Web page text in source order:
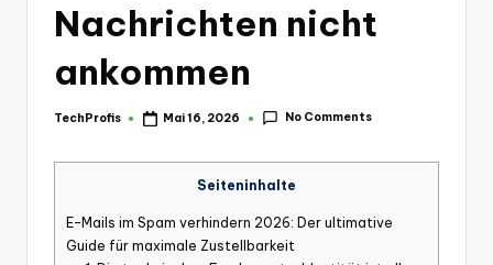
Nachrichten nicht
ankommen
Posted
TechProfis Mai 16, 2026 No Comments
Seiteninhalte
E-Mails im Spam verhindern 2026: Der ultimative
Guide für maximale Zustellbarkeit